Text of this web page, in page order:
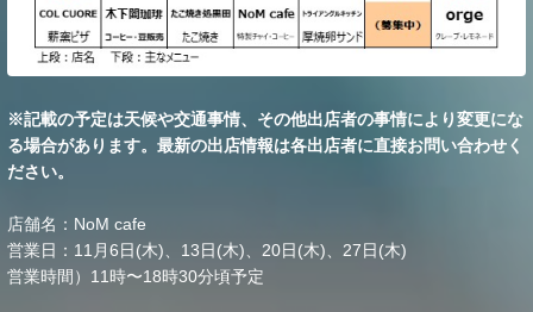
※記載の予定は天候や交通事情、その他出店者の事情により変更にな
る場合があります。最新の出店情報は各出店者に直接お問い合わせく
ださい。
店舗名：NoM cafe
営業日：11月6日(木)、13日(木)、20日(木)、27日(木)
営業時間）11時〜18時30分頃予定